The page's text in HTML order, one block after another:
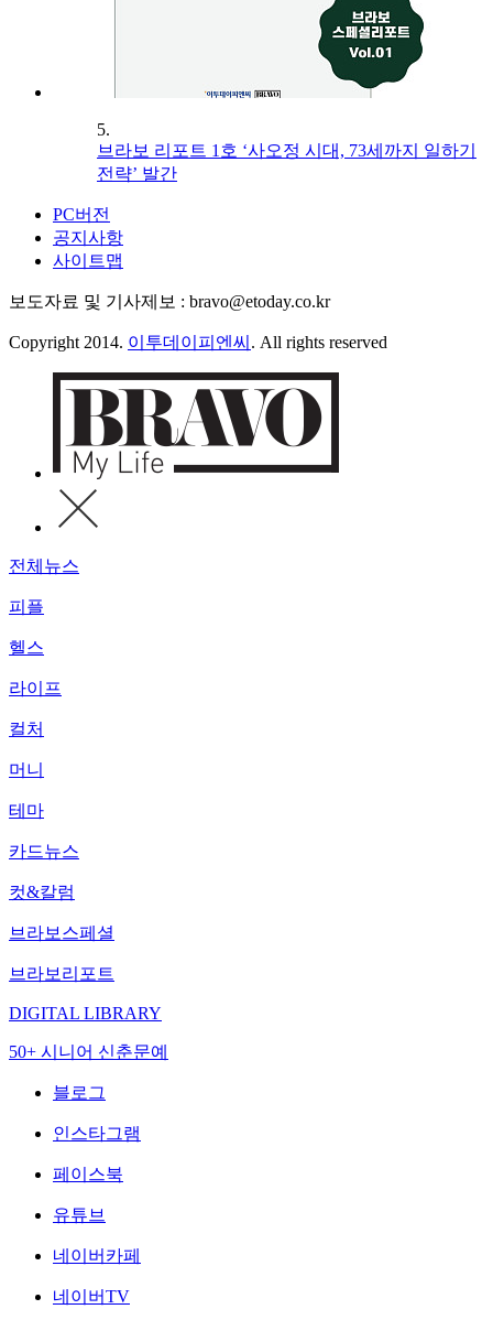
5.
브라보 리포트 1호 ‘사오정 시대, 73세까지 일하기
전략’ 발간
PC버전
공지사항
사이트맵
보도자료 및 기사제보 : bravo@etoday.co.kr
Copyright 2014. 이투데이피엔씨 . All rights reserved
전체뉴스
피플
헬스
라이프
컬처
머니
테마
카드뉴스
컷&칼럼
브라보스페셜
브라보리포트
DIGITAL LIBRARY
50+ 시니어 신춘문예
블로그
인스타그램
페이스북
유튜브
네이버카페
네이버TV